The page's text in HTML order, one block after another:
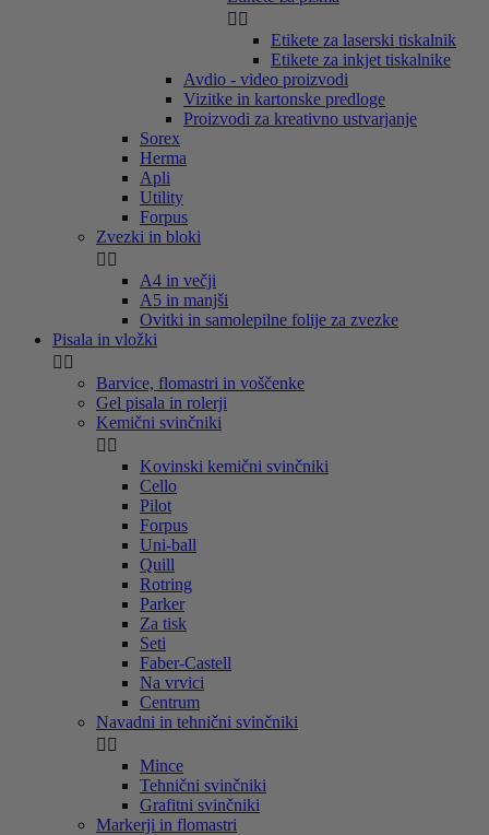
 
Etikete za laserski tiskalnik
Etikete za inkjet tiskalnike
Avdio - video proizvodi
Vizitke in kartonske predloge
Proizvodi za kreativno ustvarjanje
Sorex
Herma
Apli
Utility
Forpus
Zvezki in bloki
 
A4 in večji
A5 in manjši
Ovitki in samolepilne folije za zvezke
Pisala in vložki
 
Barvice, flomastri in voščenke
Gel pisala in rolerji
Kemični svinčniki
 
Kovinski kemični svinčniki
Cello
Pilot
Forpus
Uni-ball
Quill
Rotring
Parker
Za tisk
Seti
Faber-Castell
Na vrvici
Centrum
Navadni in tehnični svinčniki
 
Mince
Tehnični svinčniki
Grafitni svinčniki
Markerji in flomastri